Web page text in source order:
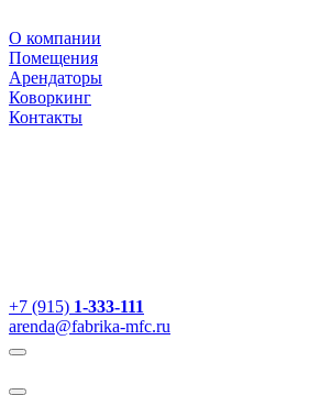
О компании
Помещения
Арендаторы
Коворкинг
Контакты
+7 (915) 1-333-111
arenda@fabrika-mfc.ru